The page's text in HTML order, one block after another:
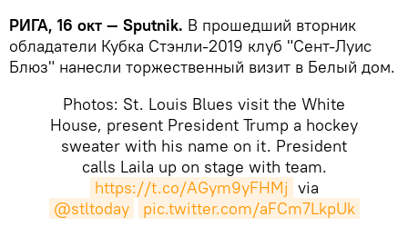
РИГА, 16 окт — Sputnik. В прошедший вторник
обладатели Кубка Стэнли-2019 клуб "Сент-Луис
Блюз" нанесли торжественный визит в Белый дом.
Photos: St. Louis Blues visit the White
House, present President Trump a hockey
sweater with his name on it. President
calls Laila up on stage with team.
https://t.co/AGym9yFHMj via
@stltoday
pic.twitter.com/aFCm7LkpUk